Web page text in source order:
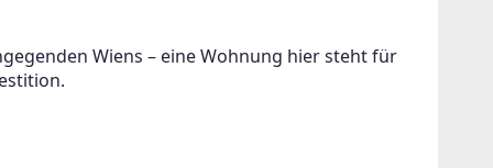
Wiens – eine Wohnung hier steht für